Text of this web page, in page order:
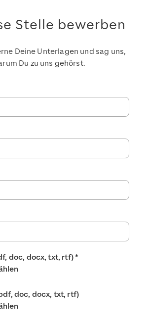
Stelle bewerben
Deine Unterlagen und sag uns,
Du zu uns gehörst.
doc, docx, txt, rtf)*
doc, docx, txt, rtf)